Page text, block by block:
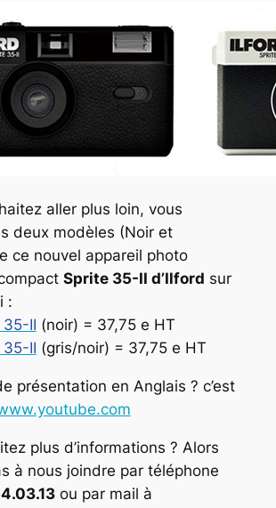
aller plus loin, vous
deux modèles (Noir et
ce nouvel appareil photo
Sprite 35-II d’Ilford sur
:
35-II (noir) = 37,75 e HT
35-II (gris/noir) = 37,75 e HT
présentation en Anglais ? c’est
plus d’informations ? Alors
à nous joindre par téléphone
ou par mail à